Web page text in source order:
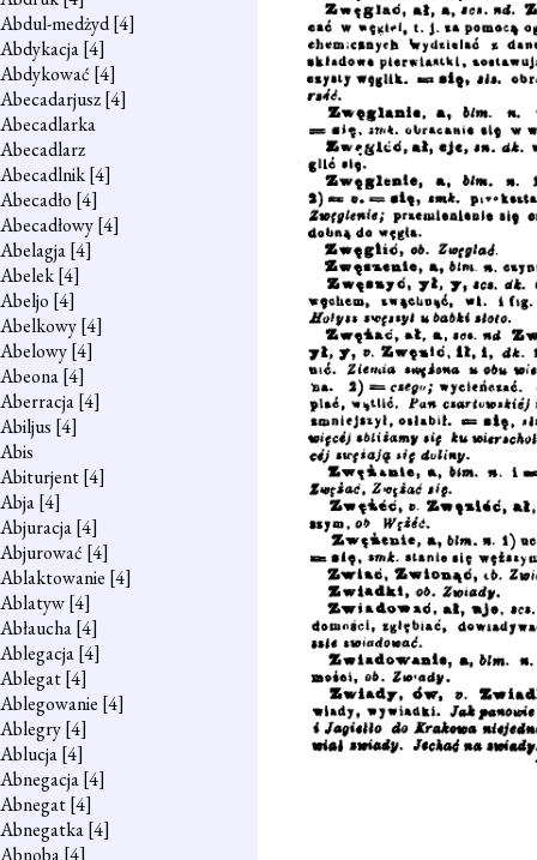
Abdul-medżyd[4]
Abdykacja[4]
Abdykować [4]
Abecadarjusz[4]
Abecadlarka
Abecadlarz
Abecadlnik[4]
Abecadło [4]
Abecadłowy[4]
Abelagja[4]
Abelek[4]
Abeljo [4]
Abelkowy[4]
Abelowy[4]
Abeona[4]
Aberracja[4]
Abiljus [4]
Abis
Abiturjent[4]
Abja[4]
Abjuracja[4]
Abjurować [4]
Ablaktowanie [4]
Ablatyw[4]
Abłaucha[4]
Ablegacja[4]
Ablegat[4]
Ablegowanie [4]
Ablegry[4]
Ablucja[4]
Abnegacja[4]
Abnegat[4]
Abnegatka[4]
Abnoba[4]